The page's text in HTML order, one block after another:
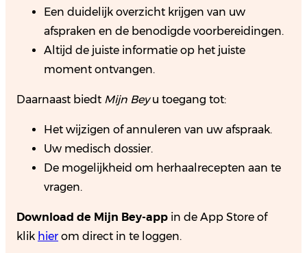
Een duidelijk overzicht krijgen van uw
afspraken en de benodigde voorbereidingen.
Altijd de juiste informatie op het juiste
moment ontvangen.
Daarnaast biedt Mijn Beyu toegang tot:
Het wijzigen of annuleren van uw afspraak.
Uw medisch dossier.
De mogelijkheid om herhaalrecepten aan te
vragen.
Download de Mijn Bey-app in de App Store of
klik hier om direct in te loggen.